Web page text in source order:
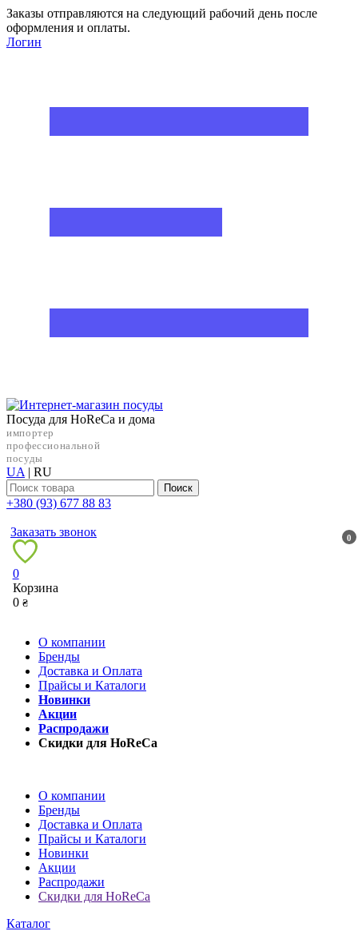
Заказы отправляются на следующий рабочий день после
оформления и оплаты.
Логин
Посуда для HoReCa и дома
импортер
профессиональной
посуды
UA | RU
Поиск
+38‎0 (93) 677 88 83
Заказать звонок 0
0
Корзина
0 ₴
О компании
Бренды
Доставка и Оплата
Прайсы и Каталоги
Новинки
Акции
Распродажи
Скидки для HoReCa
О компании
Бренды
Доставка и Оплата
Прайсы и Каталоги
Новинки
Акции
Распродажи
Скидки для HoReCa
Каталог